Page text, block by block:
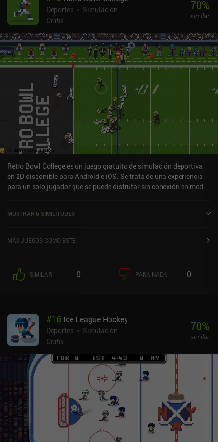
Deportes
Simulación
Gratis
70%
similar
Retro Bowl College es un juego gratuito de simulación deportiva
en 2D disponible para Android e iOS. Se trata de una experiencia
para un solo jugador que se puede disfrutar sin conexión en modo
de 2023 y tiene actualmente una puntuación de 4,3 sobre 5,0 en
MOSTRAR 6 SIMILITUDES
MÁS JUEGOS COMO ESTE
SIMILAR 0 PARA NADA 0
#16 Ice League Hockey
Deportes
Simulación
Gratis
70%
similar